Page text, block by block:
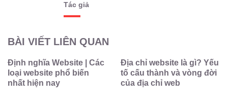
Tác giả
BÀI VIẾT LIÊN QUAN
Định nghĩa Website | Các
loại website phổ biến
nhất hiện nay
Địa chỉ website là gì? Yếu
tố cấu thành và vòng đời
của địa chỉ web